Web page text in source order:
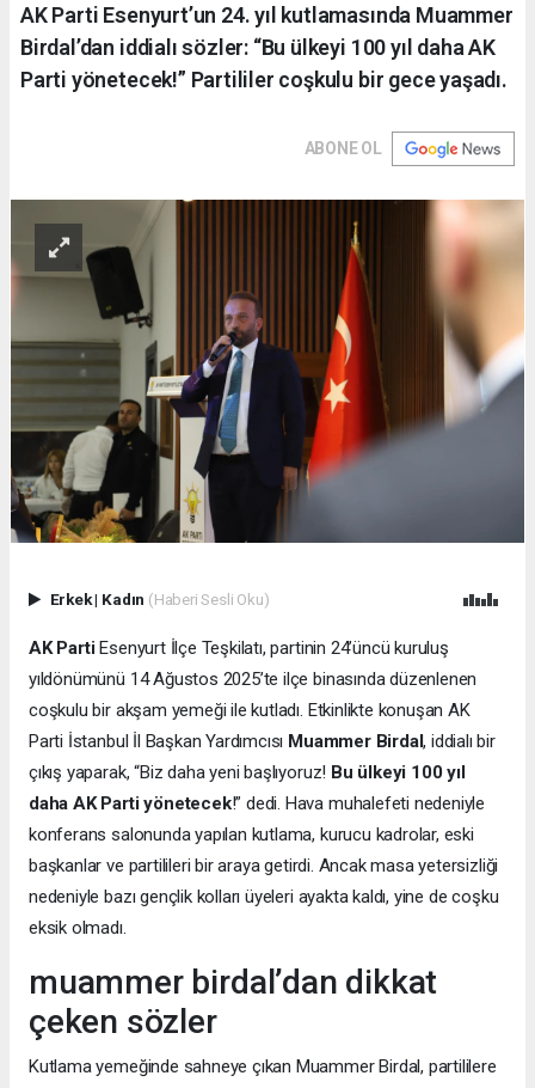
AK Parti Esenyurt’un 24. yıl kutlamasında Muammer
Birdal’dan iddialı sözler: “Bu ülkeyi 100 yıl daha AK
Parti yönetecek!” Partililer coşkulu bir gece yaşadı.
ABONE OL
Erkek| Kadın (Haberi Sesli Oku)
AK PartiEsenyurt İlçe Teşkilatı, partinin 24’üncü kuruluş
yıldönümünü 14 Ağustos 2025’te ilçe binasında düzenlenen
coşkulu bir akşam yemeği ile kutladı. Etkinlikte konuşan AK
Parti İstanbul İl Başkan Yardımcısı Muammer Birdal, iddialı bir
çıkış yaparak, “Biz daha yeni başlıyoruz! Bu ülkeyi 100 yıl
daha AK Parti yönetecek!” dedi. Hava muhalefeti nedeniyle
konferans salonunda yapılan kutlama, kurucu kadrolar, eski
başkanlar ve partilileri bir araya getirdi. Ancak masa yetersizliği
nedeniyle bazı gençlik kolları üyeleri ayakta kaldı, yine de coşku
eksik olmadı.
muammer birdal’dan dikkat
çeken sözler
Kutlama yemeğinde sahneye çıkan Muammer Birdal, partililere